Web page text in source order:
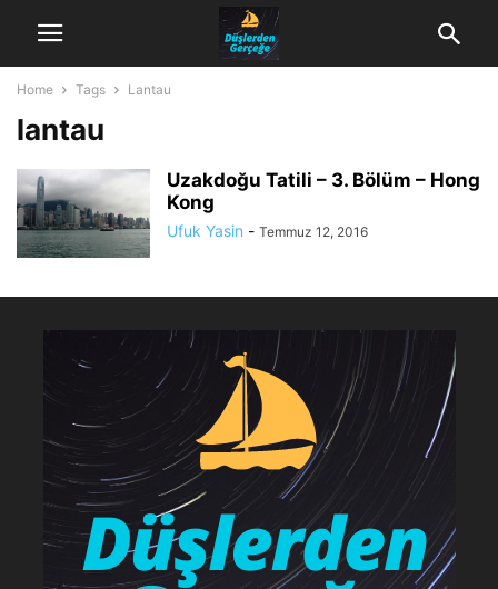
Home Tags Lantau
lantau
Uzakdoğu Tatili – 3. Bölüm – Hong
Kong
Ufuk Yasin - Temmuz 12, 2016